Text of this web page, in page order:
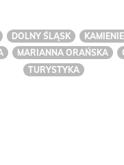
DOLNY ŚLĄSK
MARIANNA ORAŃSKA
TURYSTYKA